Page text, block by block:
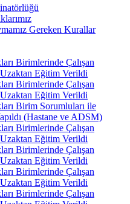
Gereken Kurallar
Birimlerinde Çalışan
Eğitim Verildi
Birimlerinde Çalışan
Eğitim Verildi
Birim Sorumluları ile
(Hastane ve ADSM)
Birimlerinde Çalışan
Eğitim Verildi
Birimlerinde Çalışan
Eğitim Verildi
Birimlerinde Çalışan
Eğitim Verildi
Birimlerinde Çalışan